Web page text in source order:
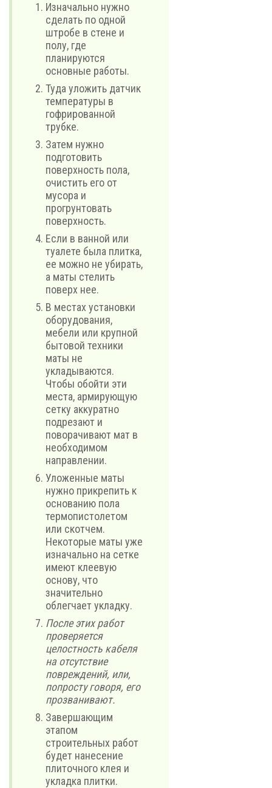
Изначально нужно
сделать по одной
штробе в стене и
полу, где
планируются
основные работы.
Туда уложить датчик
температуры в
гофрированной
трубке.
Затем нужно
подготовить
поверхность пола,
очистить его от
мусора и
прогрунтовать
поверхность.
Если в ванной или
туалете была плитка,
ее можно не убирать,
а маты стелить
поверх нее.
В местах установки
оборудования,
мебели или крупной
бытовой техники
маты не
укладываются.
Чтобы обойти эти
места, армирующую
сетку аккуратно
подрезают и
поворачивают мат в
необходимом
направлении.
Уложенные маты
нужно прикрепить к
основанию пола
термопистолетом
или скотчем.
Некоторые маты уже
изначально на сетке
имеют клеевую
основу, что
значительно
облегчает укладку.
После этих работ
проверяется
целостность кабеля
на отсутствие
повреждений, или,
попросту говоря, его
прозванивают.
Завершающим
этапом
строительных работ
будет нанесение
плиточного клея и
укладка плитки.